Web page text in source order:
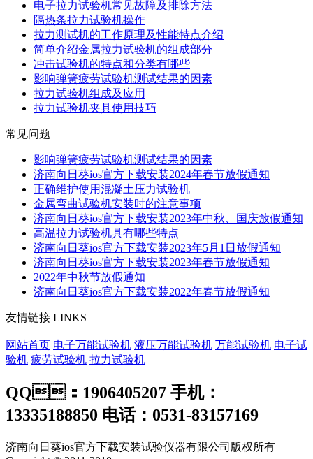
电子拉力试验机常见故障及排除方法
隔热条拉力试验机操作
拉力测试机的工作原理及性能特点介绍
简单介绍金属拉力试验机的组成部分
冲击试验机的特点和分类有哪些
影响弹簧疲劳试验机测试结果的因素
拉力试验机组成及应用
拉力试验机夹具使用技巧
常见问题
影响弹簧疲劳试验机测试结果的因素
济南向日葵ios官方下载安装2024年春节放假通知
正确维护使用混凝土压力试验机
金属弯曲试验机安装时的注意事项
济南向日葵ios官方下载安装2023年中秋、国庆放假通知
高温拉力试验机具有哪些特点
济南向日葵ios官方下载安装2023年5月1日放假通知
济南向日葵ios官方下载安装2023年春节放假通知
2022年中秋节放假通知
济南向日葵ios官方下载安装2022年春节放假通知
友情链接 LINKS
网站首页 电子万能试验机 液压万能试验机 万能试验机 电子试
验机 疲劳试验机 拉力试验机
QQ：1906405207 手机：
13335188850 电话：0531-83157169
济南向日葵ios官方下载安装试验仪器有限公司版权所有